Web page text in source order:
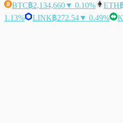
BTC฿2,134,660▼ 0.10% ETH
1.13%
LINK฿272.54▼ 0.49%